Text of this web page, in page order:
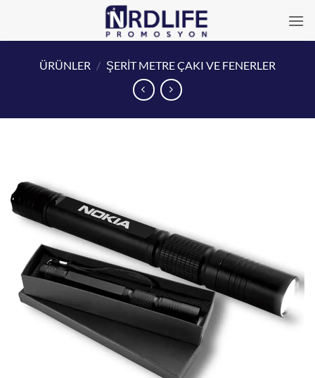
ÜRÜNLER / ŞERİT METRE ÇAKI VE FENERLER